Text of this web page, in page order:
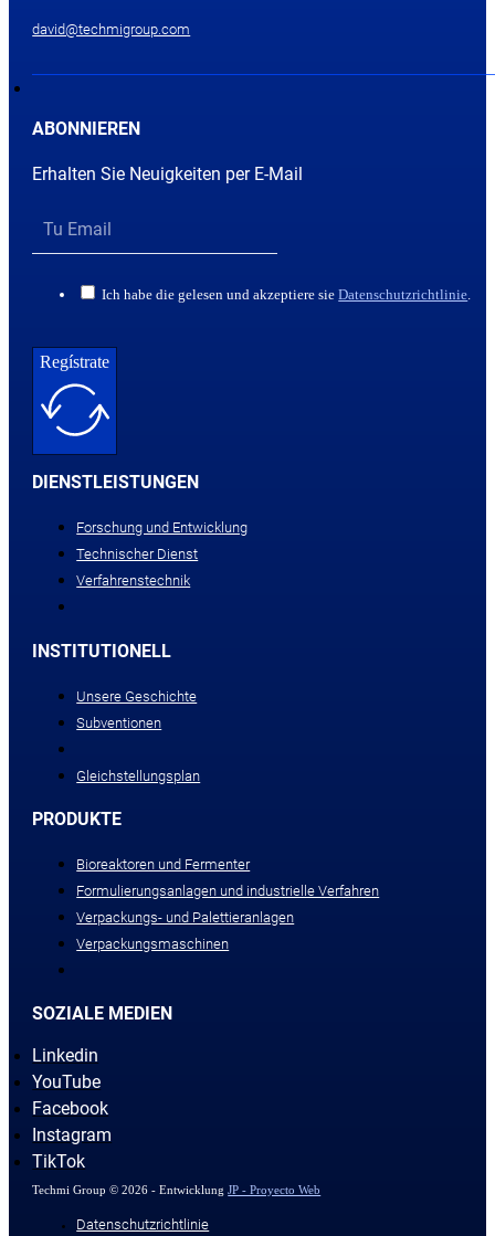
david@techmigroup.com
ABONNIEREN
Erhalten Sie Neuigkeiten per E-Mail
Ich habe die gelesen und akzeptiere sieDatenschutzrichtlinie.
Regístrate
DIENSTLEISTUNGEN
Forschung und Entwicklung
Technischer Dienst
Verfahrenstechnik
INSTITUTIONELL
Unsere Geschichte
Subventionen
Gleichstellungsplan
PRODUKTE
Bioreaktoren und Fermenter
Formulierungsanlagen und industrielle Verfahren
Verpackungs- und Palettieranlagen
Verpackungsmaschinen
SOZIALE MEDIEN
Linkedin
YouTube
Facebook
Instagram
TikTok
Techmi Group © 2026 - EntwicklungJP - Proyecto Web
Datenschutzrichtlinie